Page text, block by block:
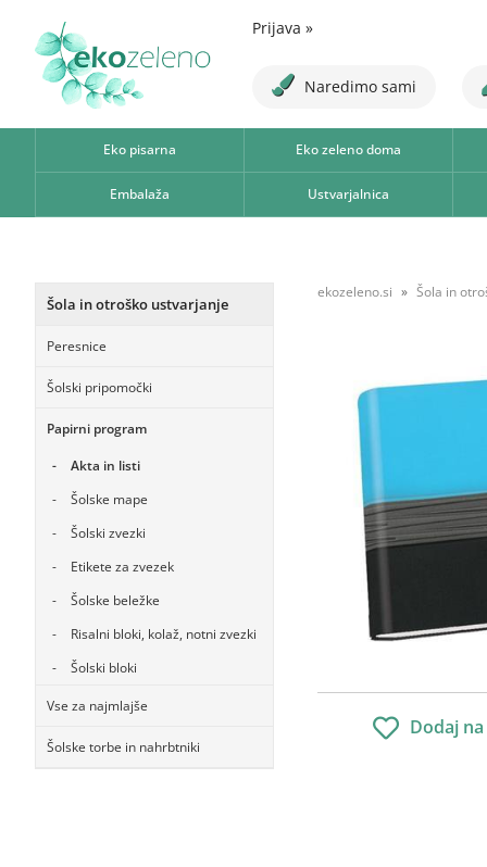
Prijava »
Naredimo sami
Eko pisarna Eko zeleno doma
Embalaža Ustvarjalnica
Šola in otroško ustvarjanje
Peresnice
Šolski pripomočki
Papirni program
Akta in listi
Šolske mape
Šolski zvezki
Etikete za zvezek
Šolske beležke
Risalni bloki, kolaž, notni zvezki
Šolski bloki
Vse za najmlajše
Šolske torbe in nahrbtniki
ekozeleno.si Šola in
Dodaj